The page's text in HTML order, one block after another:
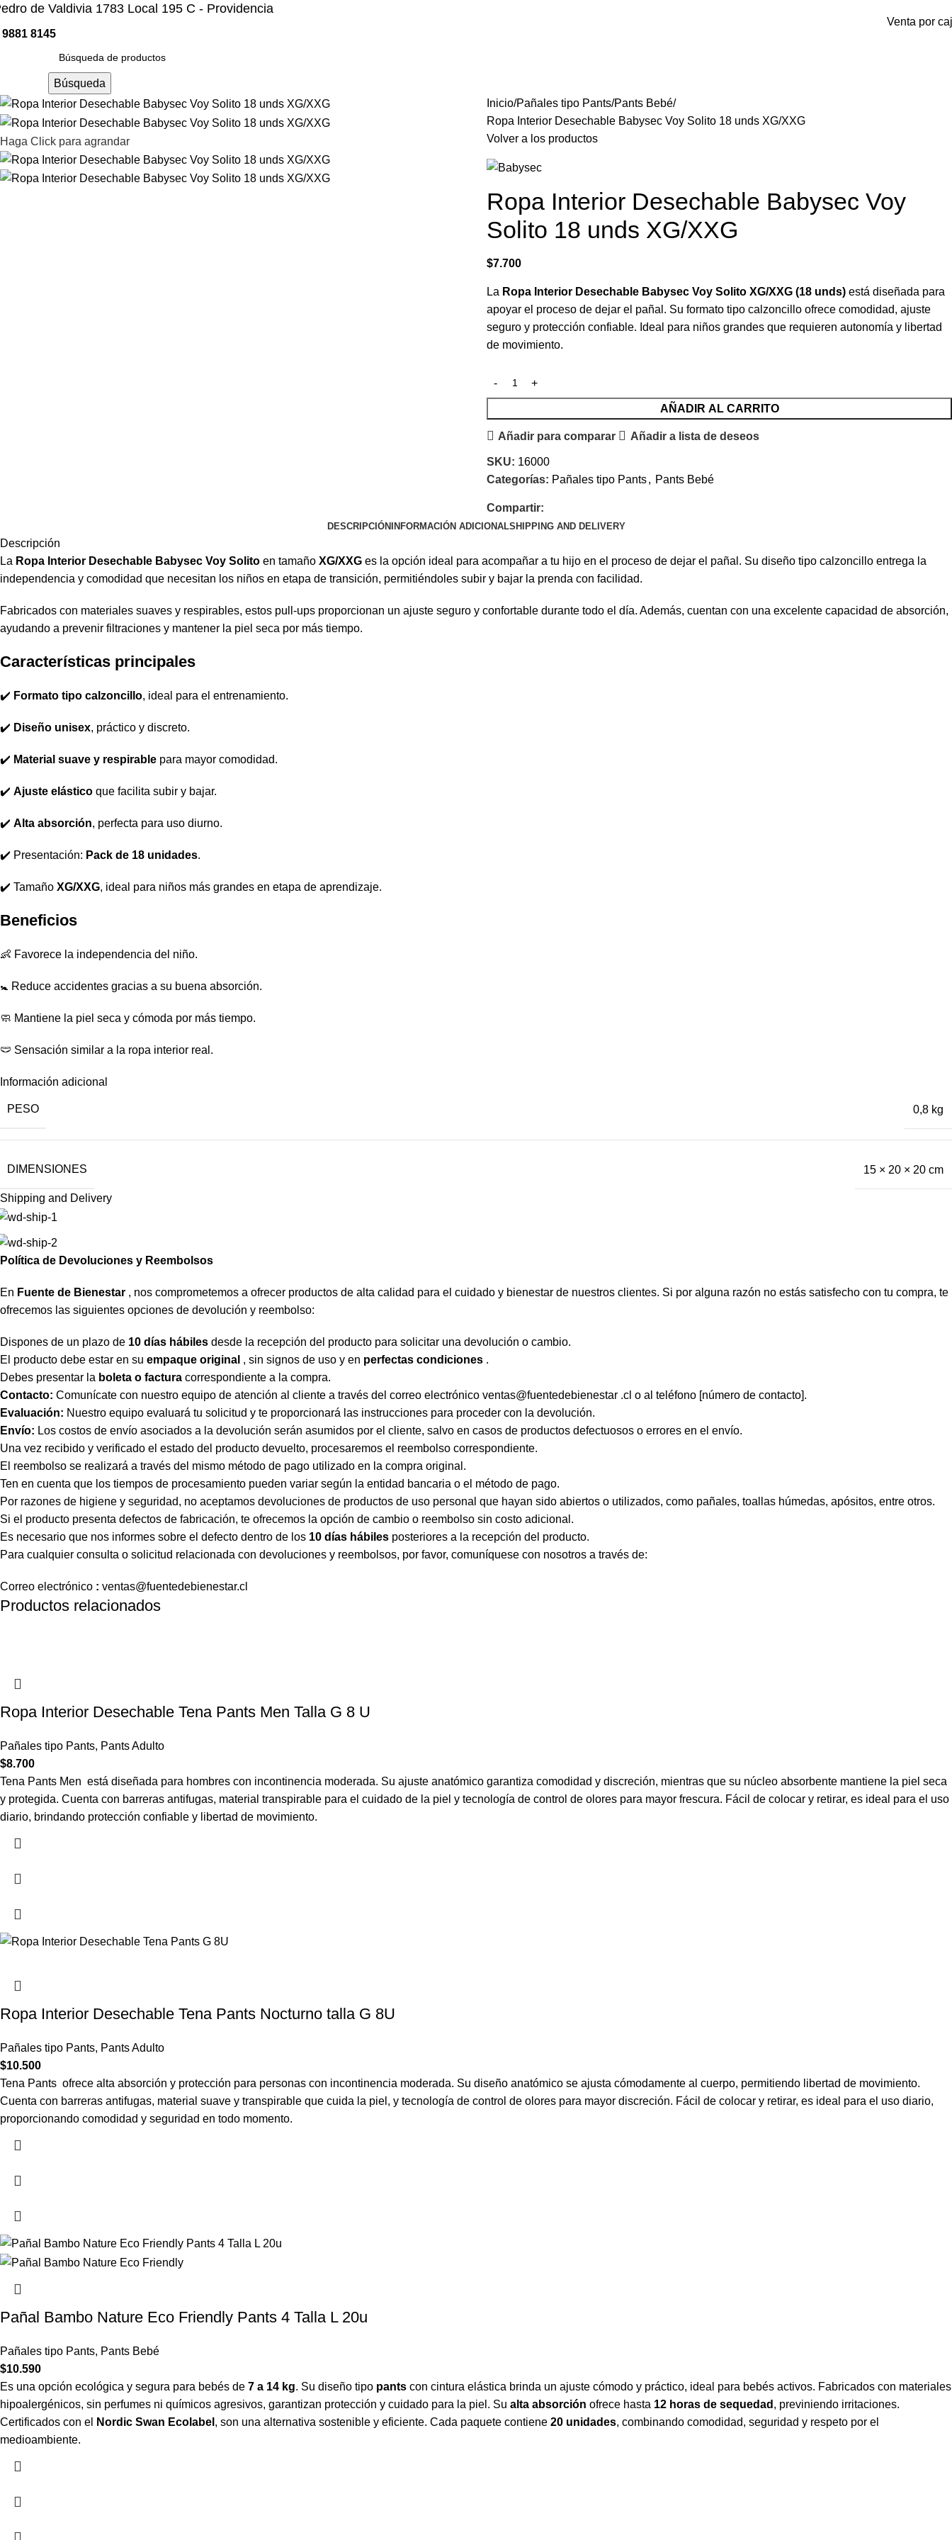
de Valdivia 1783 Local 195 C - Providencia
9881 8145
Venta por
Búsqueda
Haga Click para agrandar
Inicio Pañales tipo Pants Pants Bebé
Ropa Interior Desechable Babysec Voy Solito 18 unds XG/XXG
Volver a los productos
Ropa Interior Desechable Babysec Voy
Solito 18 unds XG/XXG
$7.700
La Ropa Interior Desechable Babysec Voy Solito XG/XXG (18 unds) está diseñada para
apoyar el proceso de dejar el pañal. Su formato tipo calzoncillo ofrece comodidad, ajuste
seguro y protección confiable. Ideal para niños grandes que requieren autonomía y libertad
de movimiento.
AÑADIR AL CARRITO
Añadir para comparar Añadir a lista de deseos
SKU: 16000
Categorías: Pañales tipo Pants, Pants Bebé
Compartir:
DESCRIPCIÓN INFORMACIÓN ADICIONALSHIPPING AND DELIVERY
Descripción
La Ropa Interior Desechable Babysec Voy Solito en tamaño XG/XXG es la opción ideal para acompañar a tu hijo en el proceso de dejar el pañal. Su diseño tipo calzoncillo entrega la
independencia y comodidad que necesitan los niños en etapa de transición, permitiéndoles subir y bajar la prenda con facilidad.
Fabricados con materiales suaves y respirables, estos pull-ups proporcionan un ajuste seguro y confortable durante todo el día. Además, cuentan con una excelente capacidad de absorción,
ayudando a prevenir filtraciones y mantener la piel seca por más tiempo.
Características principales
✔️ Formato tipo calzoncillo, ideal para el entrenamiento.
✔️ Diseño unisex, práctico y discreto.
✔️ Material suave y respirable para mayor comodidad.
✔️ Ajuste elástico que facilita subir y bajar.
✔️ Alta absorción, perfecta para uso diurno.
✔️ Presentación: Pack de 18 unidades.
✔️ Tamaño XG/XXG, ideal para niños más grandes en etapa de aprendizaje.
Beneficios
👶 Favorece la independencia del niño.
🚼 Reduce accidentes gracias a su buena absorción.
🧼 Mantiene la piel seca y cómoda por más tiempo.
🩲 Sensación similar a la ropa interior real.
Información adicional
PESO 0,8 kg
DIMENSIONES 15 × 20 × 20 cm
Shipping and Delivery
Política de Devoluciones y Reembolsos
En Fuente de Bienestar , nos comprometemos a ofrecer productos de alta calidad para el cuidado y bienestar de nuestros clientes. Si por alguna razón no estás satisfecho con tu compra, te
ofrecemos las siguientes opciones de devolución y reembolso:
Dispones de un plazo de 10 días hábiles desde la recepción del producto para solicitar una devolución o cambio.
El producto debe estar en su empaque original , sin signos de uso y en perfectas condiciones .
Debes presentar la boleta o factura correspondiente a la compra.
Contacto: Comunícate con nuestro equipo de atención al cliente a través del correo electrónico ventas@fuentedebienestar .cl o al teléfono [número de contacto].
Evaluación: Nuestro equipo evaluará tu solicitud y te proporcionará las instrucciones para proceder con la devolución.
Envío: Los costos de envío asociados a la devolución serán asumidos por el cliente, salvo en casos de productos defectuosos o errores en el envío.
Una vez recibido y verificado el estado del producto devuelto, procesaremos el reembolso correspondiente.
El reembolso se realizará a través del mismo método de pago utilizado en la compra original.
Ten en cuenta que los tiempos de procesamiento pueden variar según la entidad bancaria o el método de pago.
Por razones de higiene y seguridad, no aceptamos devoluciones de productos de uso personal que hayan sido abiertos o utilizados, como pañales, toallas húmedas, apósitos, entre otros.
Si el producto presenta defectos de fabricación, te ofrecemos la opción de cambio o reembolso sin costo adicional.
Es necesario que nos informes sobre el defecto dentro de los 10 días hábiles posteriores a la recepción del producto.
Para cualquier consulta o solicitud relacionada con devoluciones y reembolsos, por favor, comuníquese con nosotros a través de:
Correo electrónico : ventas@fuentedebienestar.cl
Productos relacionados
Ropa Interior Desechable Tena Pants Men Talla G 8 U
Pañales tipo Pants, Pants Adulto
$8.700
Tena Pants Men está diseñada para hombres con incontinencia moderada. Su ajuste anatómico garantiza comodidad y discreción, mientras que su núcleo absorbente mantiene la piel seca
y protegida. Cuenta con barreras antifugas, material transpirable para el cuidado de la piel y tecnología de control de olores para mayor frescura. Fácil de colocar y retirar, es ideal para el uso
diario, brindando protección confiable y libertad de movimiento.
Ropa Interior Desechable Tena Pants Nocturno talla G 8U
Pañales tipo Pants, Pants Adulto
$10.500
Tena Pants ofrece alta absorción y protección para personas con incontinencia moderada. Su diseño anatómico se ajusta cómodamente al cuerpo, permitiendo libertad de movimiento.
Cuenta con barreras antifugas, material suave y transpirable que cuida la piel, y tecnología de control de olores para mayor discreción. Fácil de colocar y retirar, es ideal para el uso diario,
proporcionando comodidad y seguridad en todo momento.
Pañal Bambo Nature Eco Friendly Pants 4 Talla L 20u
Pañales tipo Pants, Pants Bebé
$10.590
Es una opción ecológica y segura para bebés de 7 a 14 kg. Su diseño tipo pants con cintura elástica brinda un ajuste cómodo y práctico, ideal para bebés activos. Fabricados con materiales
hipoalergénicos, sin perfumes ni químicos agresivos, garantizan protección y cuidado para la piel. Su alta absorción ofrece hasta 12 horas de sequedad , previniendo irritaciones.
Certificados con el
Nordic Swan Ecolabel , son una alternativa sostenible y eficiente. Cada paquete contiene 20 unidades, combinando comodidad, seguridad y respeto por el
medioambiente.